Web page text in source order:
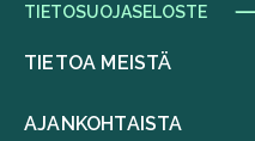
TIETOSUOJASELOSTE
TIETOA MEISTÄ
AJANKOHTAISTA